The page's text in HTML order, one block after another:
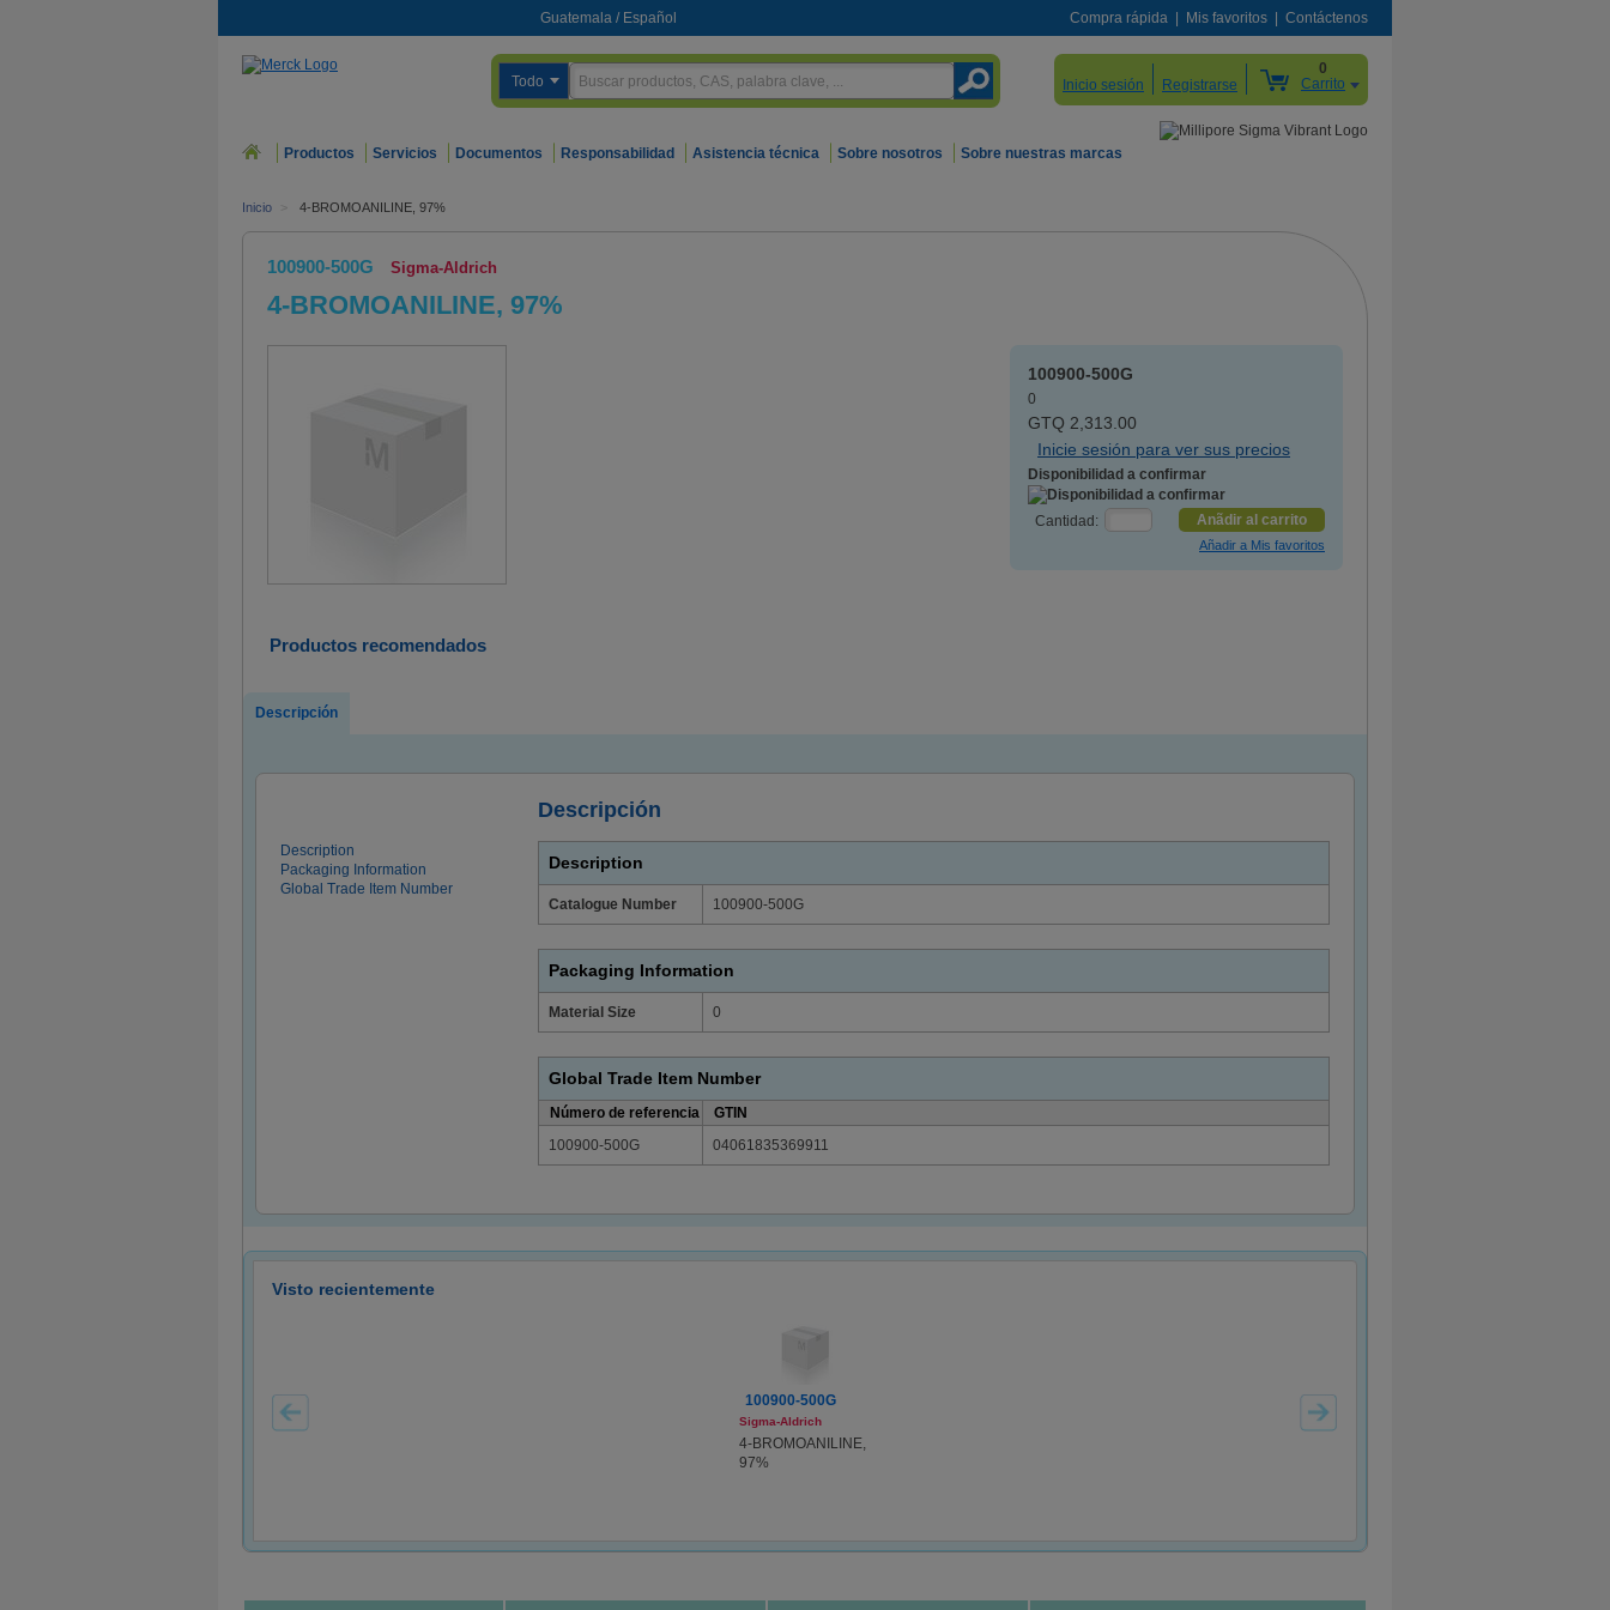
Guatemala / Español Compra rápida Mis favoritos Contáctenos
Todo Inicio sesión Registrarse
0
Carrito
Productos Servicios Documentos Responsabilidad Asistencia técnica Sobre nosotros Sobre nuestras marcas
Inicio > 4-BROMOANILINE, 97%
100900-500G Sigma-Aldrich
4-BROMOANILINE, 97%
100900-500G
0
GTQ 2,313.00
Inicie sesión para ver sus precios
Disponibilidad a confirmar
Cantidad: Anãdir al carrito
Productos recomendados
Descripción
Descripción
Description
Packaging Information
Global Trade Item Number
Description
Catalogue Number 100900-500G
Packaging Information
Material Size 0
Global Trade Item Number
Número de referencia
GTIN
100900-500G
04061835369911
Visto recientemente
100900-500G
Sigma-Aldrich
4-BROMOANILINE,
97%